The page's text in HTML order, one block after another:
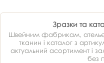
Зразки та
Швейним фабрикам,
тканин і каталог з
актуальний асортимент і
без